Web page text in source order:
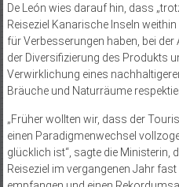
De León wies darauf hin, dass
Reiseziel Kanarische Inseln
für Verbesserungen haben, bei
der Diversifizierung des Produkts
Verwirklichung eines
Bräuche und Naturräume
„Früher wollten wir, dass der
einen Paradigmenwechsel
glücklich ist“, sagte die Ministerin,
Reiseziel im vergangenen Jahr